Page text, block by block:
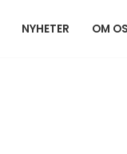
NYHETER OM